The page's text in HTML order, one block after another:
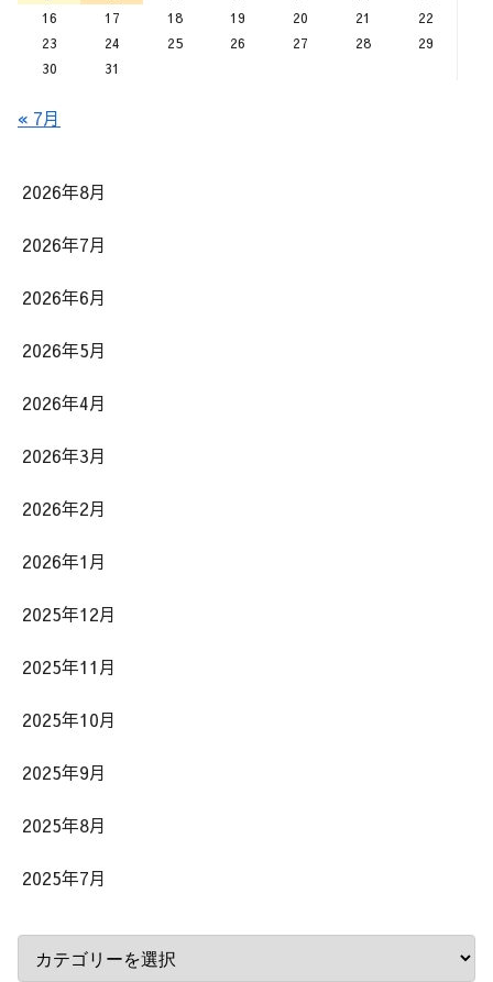
16
17 18 19 20 21
22
23
24 25 26 27 28
29
30
31
« 7月
2026年8月
2026年7月
2026年6月
2026年5月
2026年4月
2026年3月
2026年2月
2026年1月
2025年12月
2025年11月
2025年10月
2025年9月
2025年8月
2025年7月